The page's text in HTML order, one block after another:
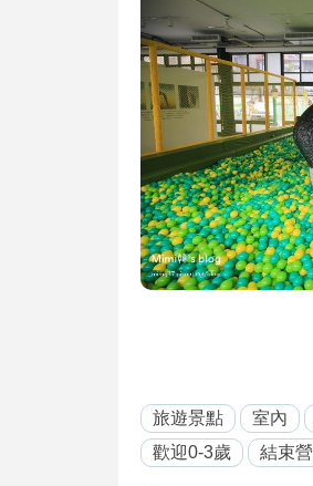
旅遊景點 室內
歡迎0-3歲
結束